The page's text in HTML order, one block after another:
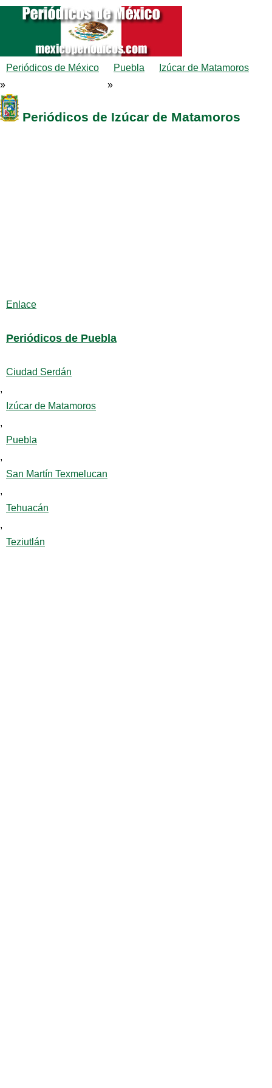
Periódicos de México
»
Puebla
»
Izúcar de Matamoros
Periódicos de Izúcar de Matamoros
Enlace
Periódicos de Puebla
Ciudad Serdán
,
Izúcar de Matamoros
,
Puebla
,
San Martín Texmelucan
,
Tehuacán
,
Teziutlán